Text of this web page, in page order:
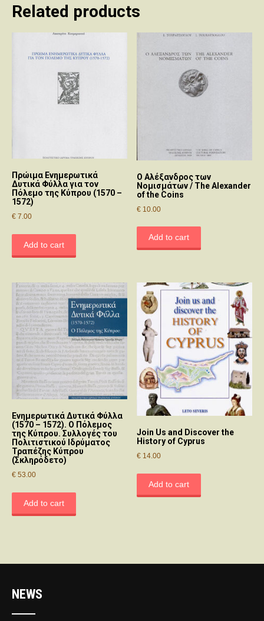
Related products
Πρώιμα Ενημερωτικά
Δυτικά Φύλλα για τον
Πόλεμο της Κύπρου (1570 –
1572)
€ 7.00
Add to cart
Ο Αλέξανδρος των
Νομισμάτων / The Alexander
of the Coins
€ 10.00
Add to cart
Ενημερωτικά Δυτικά Φύλλα
(1570 – 1572). Ο Πόλεμος
της Κύπρου. Συλλογές του
Πολιτιστικού Ιδρύματος
Τραπέζης Κύπρου
(Σκληρόδετο)
€ 53.00
Add to cart
Join Us and Discover the
History of Cyprus
€ 14.00
Add to cart
NEWS